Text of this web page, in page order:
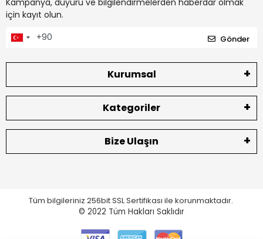
Kampanya, duyuru ve bilgilendirmelerden haberdar olmak
için kayıt olun.
Gönder
Kurumsal
Kategoriler
Bize Ulaşın
Tüm bilgileriniz 256bit SSL Sertifikası ile korunmaktadır.
© 2022 Tüm Hakları Saklıdır